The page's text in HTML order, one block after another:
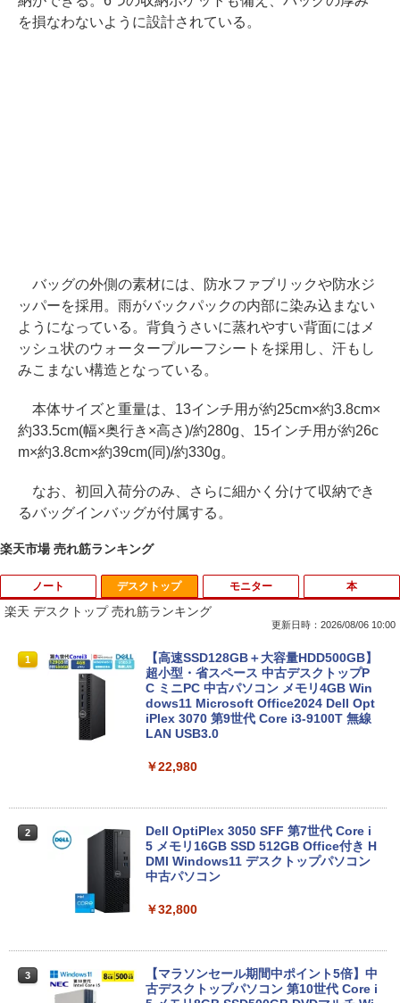
を損なわないように設計されている。
バッグの外側の素材には、防水ファブリックや防水ジ
ッパーを採用。雨がバックパックの内部に染み込まない
ようになっている。背負うさいに蒸れやすい背面にはメ
ッシュ状のウォータープルーフシートを採用し、汗もし
みこまない構造となっている。
本体サイズと重量は、13インチ用が約25cm×約3.8cm×
約33.5cm(幅×奥行き×高さ)/約280g、15インチ用が約26c
m×約3.8cm×約39cm(同)/約330g。
なお、初回入荷分のみ、さらに細かく分けて収納でき
るバッグインバッグが付属する。
楽天市場 売れ筋ランキング
ノート
1
【8/05.8/10限定！お買い物マラソン×5の
つく日｜ポイント最大49.5倍】【中古・
本体のみ・コードあり・充電器付き】Le
novo 300e Chromebook 2nd Gen 81M
B0034JP Bランク【日曜日以外即日発
送】【送料無料】
￥5,380
2
MS限定クーポンあり! 高性能 第10世代 C
eleron CPUにアップグレード中! 中古ノ
ートパソコン Windows11 SSD換装対応
中古パソコン ノート Windows11 おまか
e付き ノートパソコン 中古 パソコン ノ
￥19,800
デスクトップ
楽天 デスクトップ 売れ筋ランキング
更新日時：2026/08/06 10:00
1
【高速SSD128GB＋大容量HDD500GB】
超小型・省スペース 中古デスクトップP
C ミニPC 中古パソコン メモリ4GB Win
dows11 Microsoft Office2024 Dell Opt
iPlex 3070 第9世代 Core i3-9100T 無線
LAN USB3.0
￥22,980
2
Dell OptiPlex 3050 SFF 第7世代 Core i
5 メモリ16GB SSD 512GB Office付き H
DMI Windows11 デスクトップパソコン
中古パソコン
￥32,800
3
【マラソンセール期間中ポイント5倍】中
古デスクトップパソコン 第10世代 Core i
モニター 本